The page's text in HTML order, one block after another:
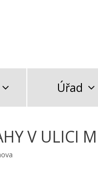
Úřad
V ULICI